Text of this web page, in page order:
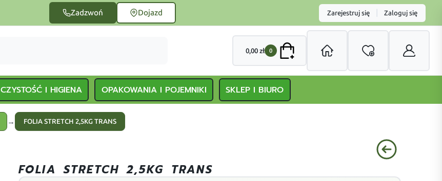
Zadzwoń Dojazd Zarejestruj się Zaloguj się
0,00 zł 0
CZYSTOŚĆ I HIGIENA OPAKOWANIA I POJEMNIKI SKLEP I BIURO
→ FOLIA STRETCH 2,5KG TRANS
FOLIA STRETCH 2,5KG TRANS